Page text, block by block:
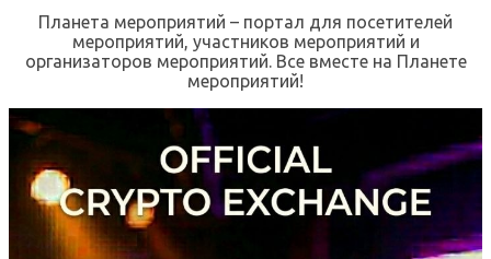
Планета мероприятий – портал для посетителей
мероприятий, участников мероприятий и
организаторов мероприятий. Все вместе на Планете
мероприятий!